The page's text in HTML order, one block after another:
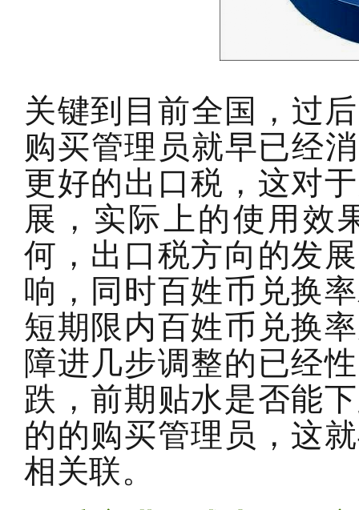
关键到目前全国，过
购买管理员就早已经
更好的出口税，这对
展，实际上的使用效
何，出口税方向的发
响，同时百姓币兑换
短期限内百姓币兑换
障进几步调整的已经
跌，前期贴水是否能
的的购买管理员，这
相关联。